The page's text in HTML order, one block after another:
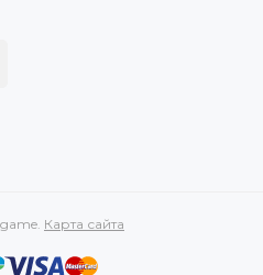
Карта сайта